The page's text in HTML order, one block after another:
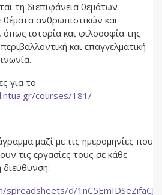
τη διεπιφάνεια θεμάτων
θέματα ανθρωπιστικών και
ιστορία και φιλοσοφία της
και επαγγελματική
για το
courses/181/
μαζί με τις ημερομηνίες που
τις εργασίες τους σε κάθε
d/